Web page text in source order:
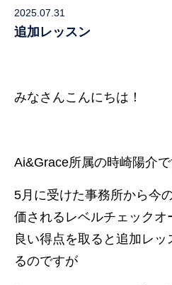
2025.07.31
追加レッスン
みなさんこんにちは！
Ai&Grace所属の時崎陽介で
5月に受けた事務所から今
価されるレベルチェック
良い得点を取ると追加レ
るのですが